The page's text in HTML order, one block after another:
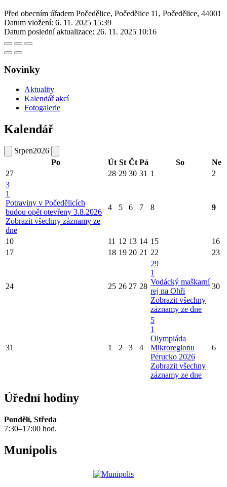
Před obecním úřadem Počedělice, Počedělice 11, Počedělice, 44001
Datum vložení: 6. 11. 2025 15:39
Datum poslední aktualizace: 26. 11. 2025 10:16
Novinky
Aktuality
Kalendář akcí
Fotogalerie
Kalendář
Srpen2026
Po
Út St Čt Pá So
Ne
27
28 29 30 31 1
2
3
1
Potraviny v Počedělicích
budou opět otevřeny 3.8.2026
Zobrazit všechny záznamy ze
dne
4 5 6 7 8 9
10 11 12 13 14 15
16
17
18 19 20 21 22 23
24 25 26 27 28
29
1
Vodácký maškarní
rej na Ohři
Zobrazit všechny
záznamy ze dne
30
31 1 2 3 4
5
1
Olympiáda
Mikroregionu
Perucko 2026
Zobrazit všechny
záznamy ze dne
6
Úřední hodiny
Pondělí, Středa
7:30–17:00 hod.
Munipolis